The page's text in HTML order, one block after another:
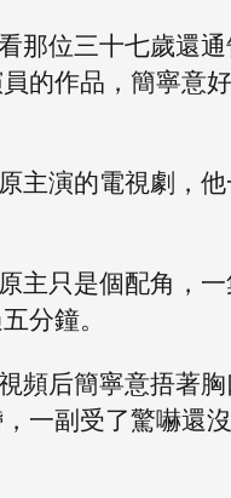
那位三十七歲還
的作品，簡寧意
主演的電視劇，
主只是個配角，
分鐘。
頻后簡寧意捂著
一副受了驚嚇還